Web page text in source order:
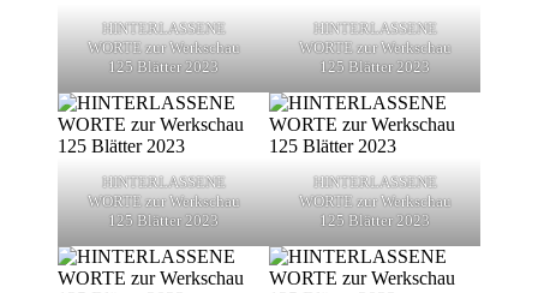
HINTERLASSENE
WORTE zur Werkschau
125 Blätter 2023
HINTERLASSENE
WORTE zur Werkschau
125 Blätter 2023
HINTERLASSENE
WORTE zur Werkschau
125 Blätter 2023
HINTERLASSENE
WORTE zur Werkschau
125 Blätter 2023